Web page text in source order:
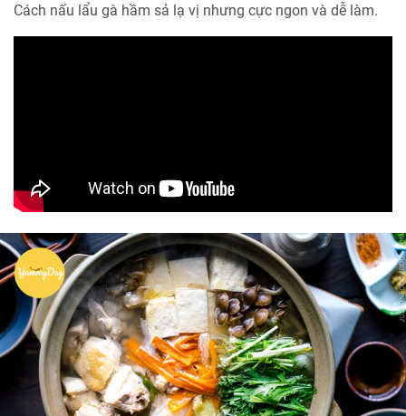
Cách nấu lẩu gà hầm sả lạ vị nhưng cực ngon và dễ làm.